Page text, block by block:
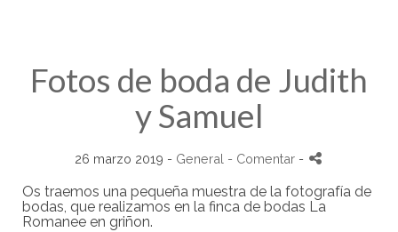
Fotos de boda de Judith
y Samuel
26 marzo 2019 - General - Comentar -
Os traemos una pequeña muestra de la fotografía de
bodas, que realizamos en la finca de bodas La
Romanee en griñon.